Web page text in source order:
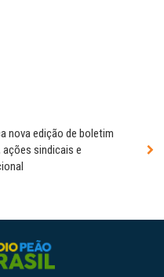
nova edição de boletim
sindicais e